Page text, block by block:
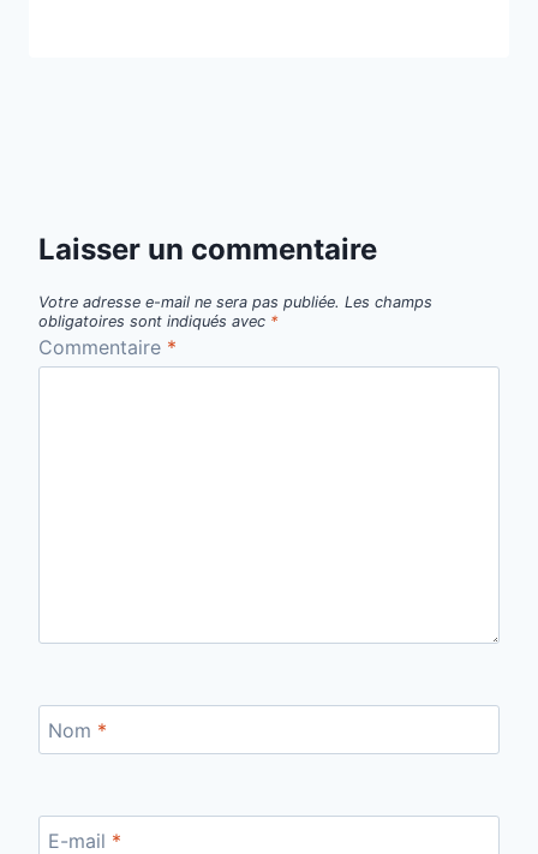
Laisser un commentaire
Votre adresse e-mail ne sera pas publiée. Les champs
obligatoires sont indiqués avec *
Commentaire *
Nom *
E-mail *